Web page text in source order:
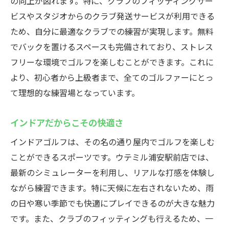
ビスやスタジオからのクラブ発送サービスが利用できる
ため、自分に最適なクラブでの練習が実現します。無料
でバックを置けるスペースも完備されており、ストレス
フリーな環境でゴルフを楽しむことができます。これに
より、初心者から上級者まで、全てのゴルファーにとっ
て理想的な練習場となっています。
インドアだからこその快適さ
インドアゴルフは、その名の通り屋内でゴルフを楽しむ
ことができるスポーツです。ウテミル浦安駅前店では、
最新のシミュレーターを利用し、リアルな打感を体験し
ながら練習できます。特に天候に左右されないため、雨
の日や寒い季節でも快適にプレイできるのが大きな魅力
です。また、クラブのフィッティングも行えるため、一